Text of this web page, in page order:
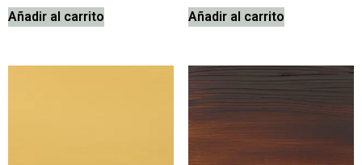
Añadir al carrito Añadir al carrito